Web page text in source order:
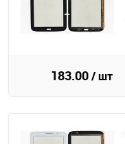
183.00/ шт